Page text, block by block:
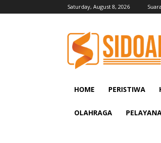
Saturday, August 8, 2026
HOME PERISTIWA
OLAHRAGA